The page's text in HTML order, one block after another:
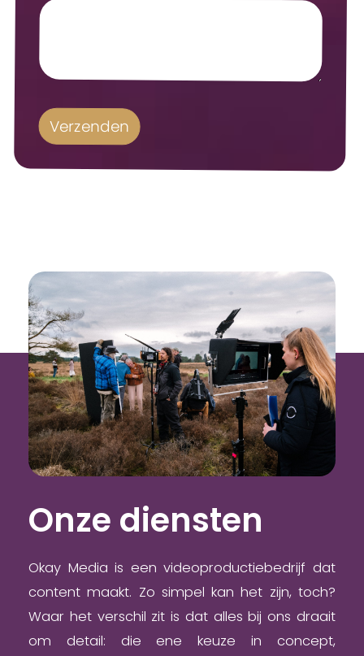
Onze diensten
Okay Media is een videoproductiebedrijf dat
content maakt. Zo simpel kan het zijn, toch?
Waar het verschil zit is dat alles bij ons draait
om detail: die ene keuze in concept,